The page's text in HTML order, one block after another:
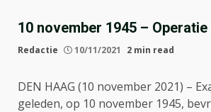
10 november 1945 –
Redactie 10/11/2021 2 min read
DEN HAAG (10 november 2021) –
geleden, op 10 november 1945,